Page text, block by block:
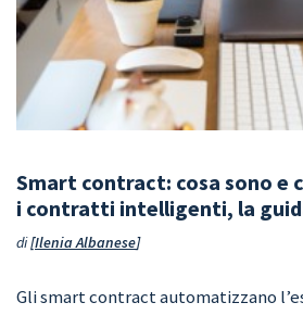
Smart contract: cosa sono e
i contratti intelligenti, la
di Ilenia Albanese
Gli smart contract automatizzano